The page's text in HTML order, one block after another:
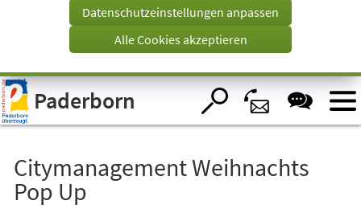
Visuelle
Assistenzsoftware
öffnen.
Tab)
Datenschutzeinstellungen anpassen
Alle Cookies akzeptieren
Paderborn
Citymanagement Weihnachts
Pop Up